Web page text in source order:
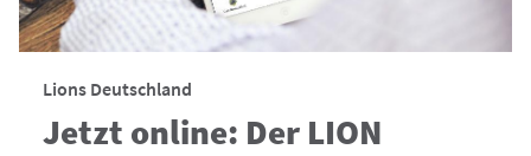
Lions Deutschland
Jetzt online: Der LION